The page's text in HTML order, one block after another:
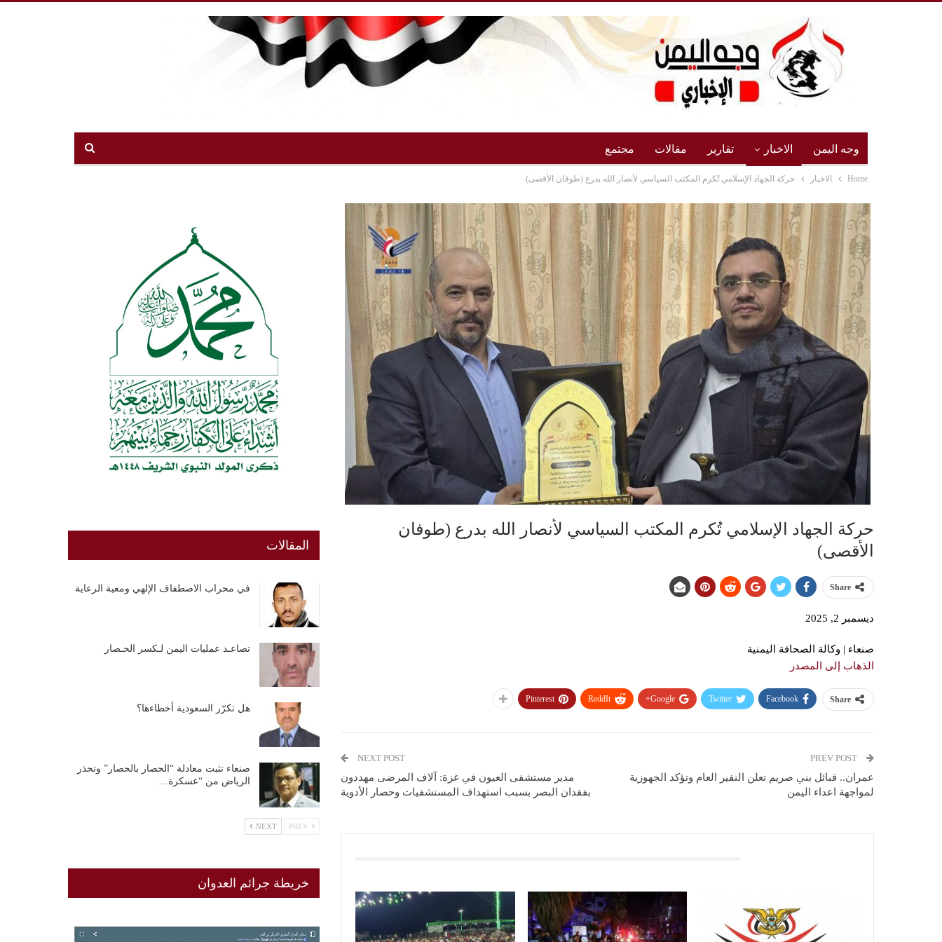
وجه اليمن الاخبار تقارير مقالات مجتمع
Home الاخبار حركة الجهاد الإسلامي تُكرم المكتب السياسي لأنصار الله بدرع (طوفان الأقصى)
حركة الجهاد الإسلامي تُكرم المكتب السياسي لأنصار الله بدرع (طوفان
الأقصى)
Share
ديسمبر 2, 2025
صنعاء | وكالة الصحافة اليمنية
الذهاب إلى المصدر
Share
Facebook
Twitter
Google+
ReddIt
Pinterest
عمران.. قبائل بني صريم تعلن النفير العام وتؤكد الجهوزية
لمواجهة اعداء اليمن
NEXT POST
مدير مستشفى العيون في غزة: آلاف المرضى مهددون
بفقدان البصر بسبب استهداف المستشفيات وحصار الأدوية
المقالات
في محراب الاصطفاف الإلهي ومعية الرعاية
تصاعـد عمليات اليمن لـكسر الحـصار
هل تكرّر السعودية أخطاءها؟
صنعاء تثبت معادلة “الحصار بالحصار” وتحذر
الرياض من “عسكرة…
NEXT
خريطة جرائم العدوان